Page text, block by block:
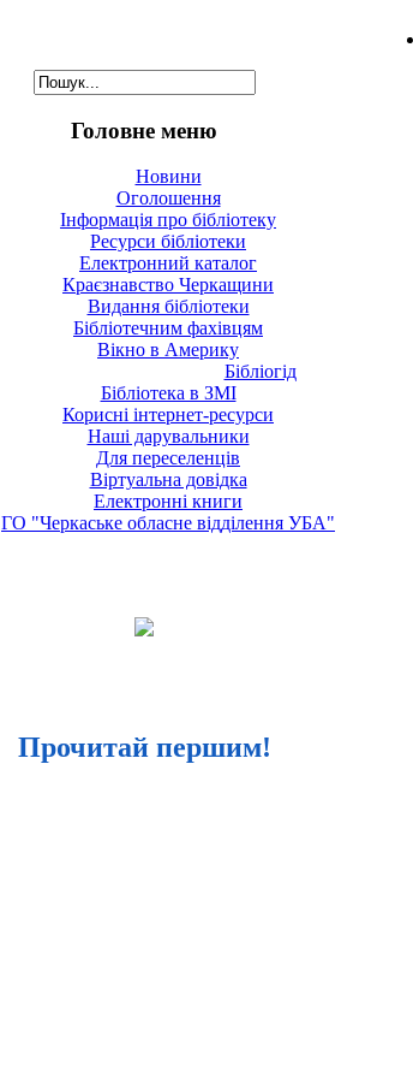
Головне меню
Новини
Оголошення
Інформація про бібліотеку
Ресурси бібліотеки
Електронний каталог
Краєзнавство Черкащини
Видання бібліотеки
Бібліотечним фахівцям
Вікно в Америку
Бібліогід
Бібліотека в ЗМІ
Корисні інтернет-ресурси
Наші дарувальники
Для переселенців
Віртуальна довідка
Електронні книги
ГО "Черкаське обласне відділення УБА"
Прочитай першим!